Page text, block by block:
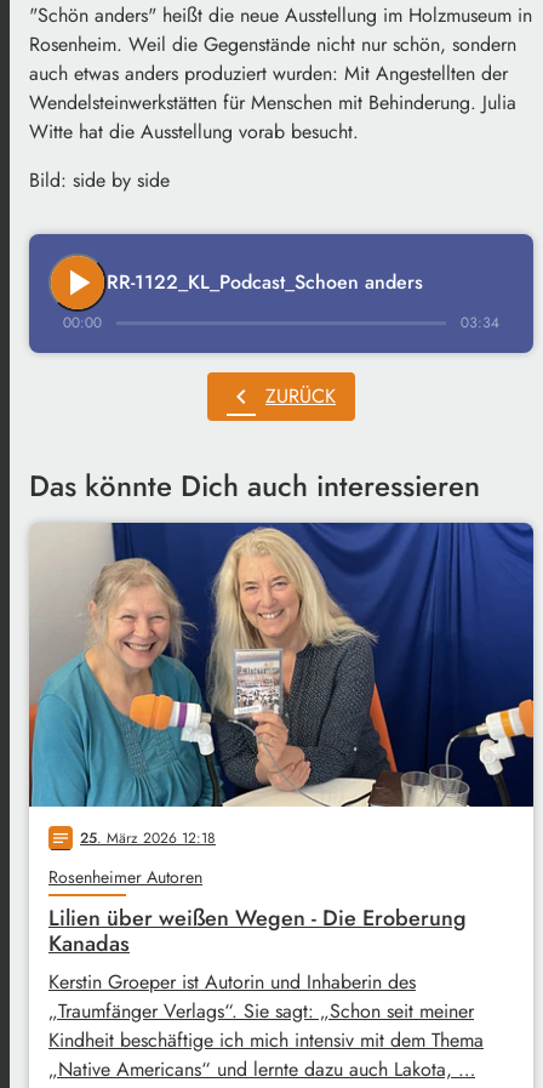
"Schön anders" heißt die neue Ausstellung im Holzmuseum in
Rosenheim. Weil die Gegenstände nicht nur schön, sondern
auch etwas anders produziert wurden: Mit Angestellten der
Wendelsteinwerkstätten für Menschen mit Behinderung. Julia
Witte hat die Ausstellung vorab besucht.
Bild: side by side
play_arrow RR-1122_KL_Podcast_Schoen anders
00:00 03:34
chevron_left ZURÜCK
Das könnte Dich auch interessieren
notes 25. März 2026 12:18
Rosenheimer Autoren
Lilien über weißen Wegen - Die Eroberung
Kanadas
Kerstin Groeper ist Autorin und Inhaberin des
„Traumfänger Verlags“. Sie sagt: „Schon seit meiner
Kindheit beschäftige ich mich intensiv mit dem Thema
„Native Americans“ und lernte dazu auch Lakota, …